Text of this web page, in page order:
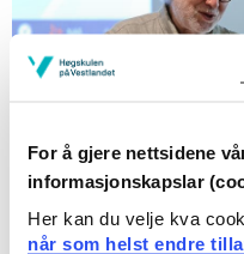
For å gjere nettsidene
informasjonskapslar
Her kan du velje kva
når som helst endre
Florentino Bulnes frå